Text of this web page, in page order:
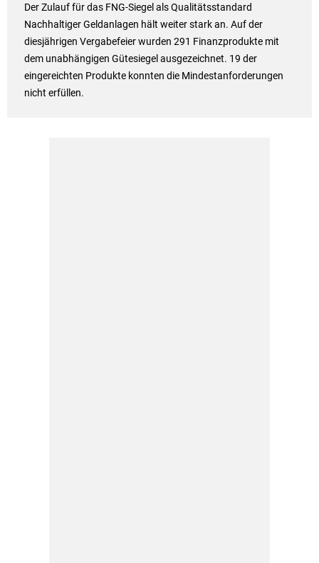
Der Zulauf für das FNG-Siegel als Qualitätsstandard
Nachhaltiger Geldanlagen hält weiter stark an. Auf der
diesjährigen Vergabefeier wurden 291 Finanzprodukte mit
dem unabhängigen Gütesiegel ausgezeichnet. 19 der
eingereichten Produkte konnten die Mindestanforderungen
nicht erfüllen.